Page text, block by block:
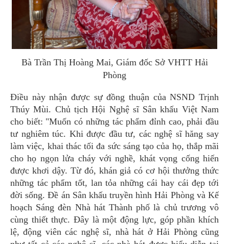
Bà Trần Thị Hoàng Mai, Giám đốc Sở VHTT Hải
Phòng
Điều này nhận được sự đồng thuận của NSND Trịnh
Thúy Mùi. Chủ tịch Hội Nghệ sĩ Sân khấu Việt Nam
cho biết: "Muốn có những tác phẩm đỉnh cao, phải đầu
tư nghiêm túc. Khi được đầu tư, các nghệ sĩ hăng say
làm việc, khai thác tối đa sức sáng tạo của họ, thắp mãi
cho họ ngọn lửa cháy với nghề, khát vọng cống hiến
được khơi dậy. Từ đó, khán giả có cơ hội thưởng thức
những tác phẩm tốt, lan tỏa những cái hay cái đẹp tới
đời sống. Đề án Sân khấu truyền hình Hải Phòng và Kế
hoạch Sáng đèn Nhà hát Thành phố là chủ trương vô
cùng thiết thực. Đây là một động lực, góp phần khích
lệ, động viên các nghệ sĩ, nhà hát ở Hải Phòng cũng